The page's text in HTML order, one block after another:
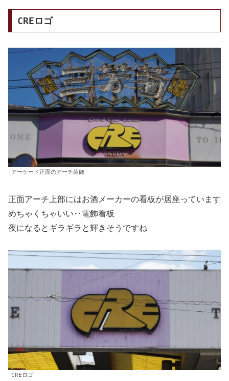
CREロゴ
アーケード正面のアーチ装飾
正面アーチ上部にはお酒メーカーの看板が居座っています
めちゃくちゃいい‥電飾看板
夜になるとギラギラと輝きそうですね
CREロゴ